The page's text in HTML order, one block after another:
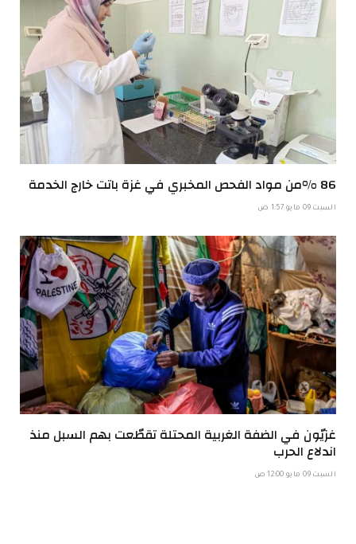
86 %من مواد الفحص المخبري في غزة باتت خارج الخدمة
السبت 09 مايو 1:57 ص
غزيّون في الضفة الغربية المحتلة تقطّعت بهم السبل منذ
اندلاع الحرب
السبت 09 مايو 12:00 ص